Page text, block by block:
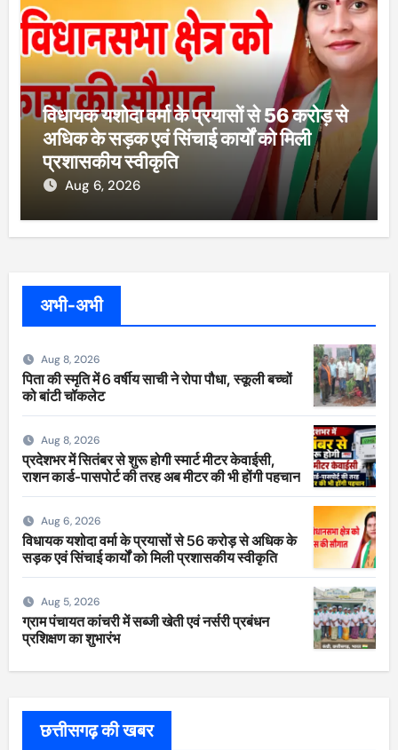
विधायक यशोदा वर्मा के प्रयासों से 56 करोड़ से
अधिक के सड़क एवं सिंचाई कार्यों को मिली
प्रशासकीय स्वीकृति
Aug 6, 2026
अभी-अभी
Aug 8, 2026
पिता की स्मृति में 6 वर्षीय साची ने रोपा पौधा, स्कूली बच्चों
को बांटी चॉकलेट
Aug 8, 2026
प्रदेशभर में सितंबर से शुरू होगी स्मार्ट मीटर केवाईसी,
राशन कार्ड-पासपोर्ट की तरह अब मीटर की भी होंगी पहचान
Aug 6, 2026
विधायक यशोदा वर्मा के प्रयासों से 56 करोड़ से अधिक के
सड़क एवं सिंचाई कार्यों को मिली प्रशासकीय स्वीकृति
Aug 5, 2026
ग्राम पंचायत कांचरी में सब्जी खेती एवं नर्सरी प्रबंधन
प्रशिक्षण का शुभारंभ
छत्तीसगढ़ की खबर